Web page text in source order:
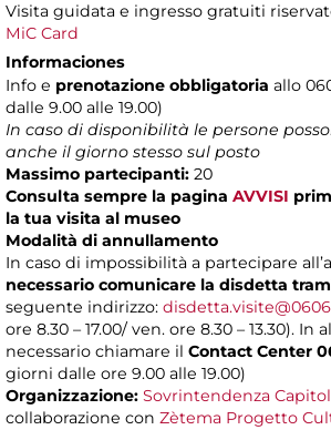
Visita guidata e ingresso gratuiti
MiC Card
Informaciones
Info e prenotazione obbligatoria allo
dalle 9.00 alle 19.00)
In caso di disponibilità le persone
anche il giorno stesso sul posto
Massimo partecipanti: 20
Consulta sempre la pagina AVVISI
la tua visita al museo
Modalità di annullamento
In caso di impossibilità a partecipare
necessario comunicare la disdetta
seguente indirizzo:
ore 8.30 – 17.00/ ven. ore 8.30 – 13.30). In
necessario chiamare il Contact Center
giorni dalle ore 9.00 alle 19.00)
Organizzazione: Sovrintendenza
collaborazione con Zètema Progetto